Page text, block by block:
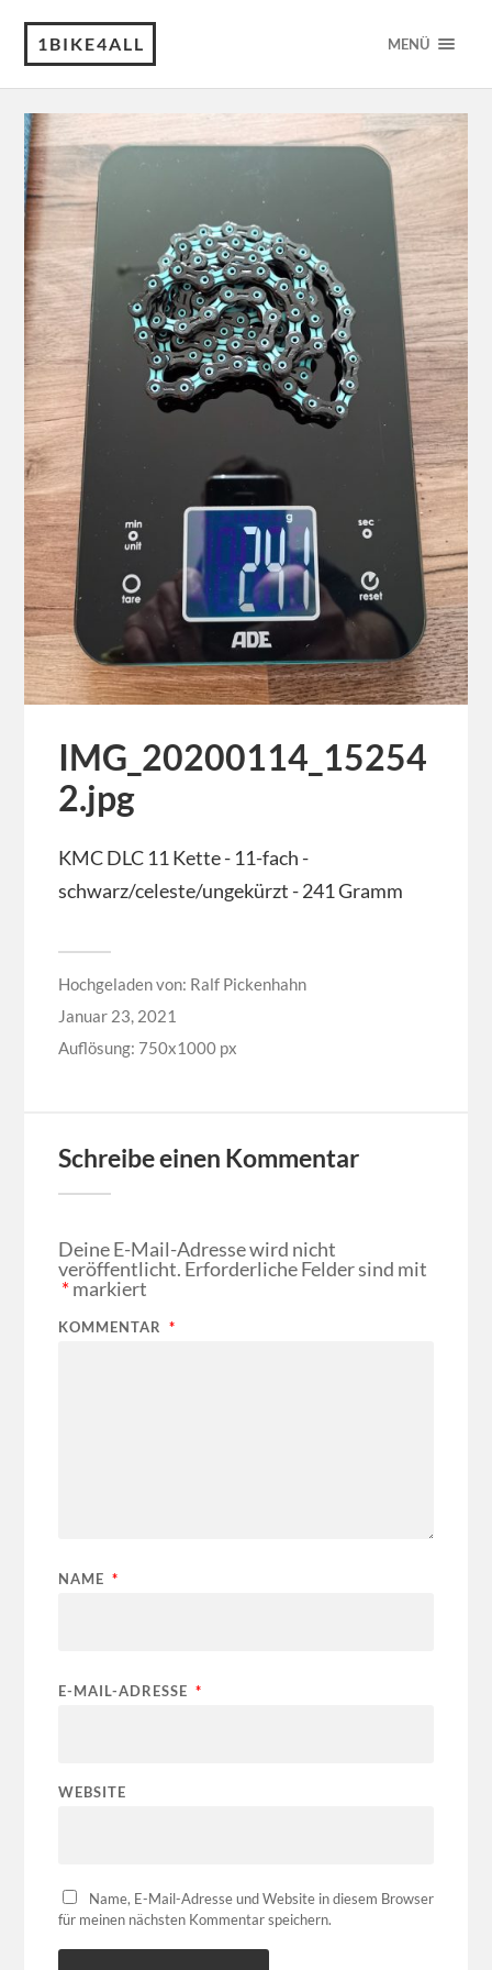
1BIKE4ALL MENÜ
IMG_20200114_15254
2.jpg
KMC DLC 11 Kette - 11-fach -
schwarz/celeste/ungekürzt - 241 Gramm
Hochgeladen von: Ralf Pickenhahn
Januar 23, 2021
Auflösung: 750x1000 px
Schreibe einen Kommentar
Deine E-Mail-Adresse wird nicht
veröffentlicht. Erforderliche Felder sind mit
*markiert
KOMMENTAR *
NAME *
E-MAIL-ADRESSE *
WEBSITE
Name, E-Mail-Adresse und Website in diesem Browser
für meinen nächsten Kommentar speichern.